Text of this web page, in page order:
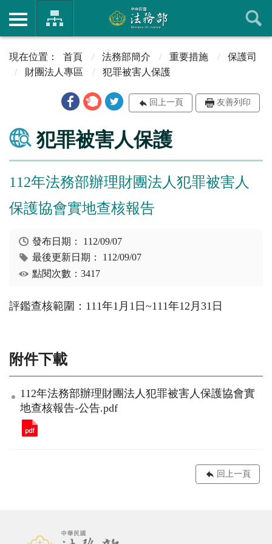
首頁 法務部簡介 重要措施
保護司
財團法人專區
犯罪被害人保護
回上一頁 友善列印
犯罪被害人保護
112年法務部辦理財團法人犯罪被害人
保護協會實地查核報告
發布日期： 112/09/07
最後更新日期： 112/09/07
點閱次數：3417
評鑑查核範圍：111年1月1日~111年12月31日
附件下載
112年法務部辦理財團法人犯罪被害人保護協會實
地查核報告-公告.pdf
回上一頁